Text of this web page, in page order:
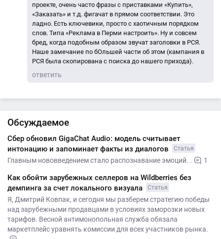
проекте, очень часто фразы с приставками «Купить»,
«Заказать» и т.д. фигачат в прямом соответствии. Это
ладно. Есть ключевики, просто с хаотичным порядком
слов. Типа «Реклама в Перми настроить». Ну и совсем
бред, когда подобным образом звучат заголовки в РСЯ.
Наше замечание по бОльшей части об этом (кампания в
РСЯ была скопирована с поиска до нашего прихода).
ответить
Обсуждаемое
Сбер обновил GigaChat Audio: модель считывает
интонацию и запоминает факты из диалогов
Статья
Главным нововведением стало распознавание эмоций. . 1
Как обойти зарубежных селлеров на Wildberries без
демпинга за счет локального визуала
Статья
Я, Дмитрий Ковпак, и сегодня мы разберем стратегию победы
над зарубежными продавцами в условиях заморозки новых
тарифов. Весной антимонопольная служба обязала
маркетплейс уравнять комиссии для всех участников рынка.